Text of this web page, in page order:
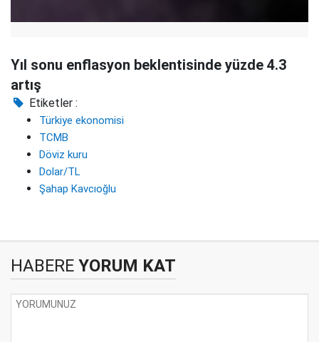
Yıl sonu enflasyon beklentisinde yüzde 4.3
artış
Etiketler :
Türkiye ekonomisi
TCMB
Döviz kuru
Dolar/TL
Şahap Kavcıoğlu
HABERE YORUM KAT